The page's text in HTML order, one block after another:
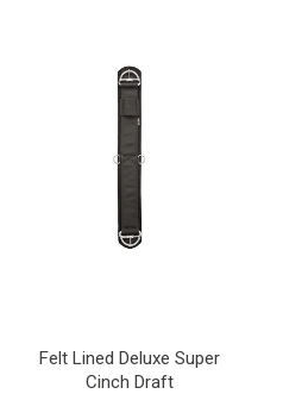
Felt Lined Deluxe Super
Cinch Draft